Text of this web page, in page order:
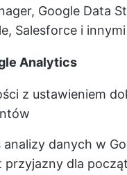
Google Data
Salesforce i innymi
Analytics
z ustawieniem
analizy danych w
przyjazny dla